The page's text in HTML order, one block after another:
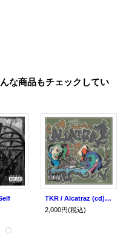
な商品もチェックしてい
TKR / Alcatraz (cd) Self
2,000円(税込)